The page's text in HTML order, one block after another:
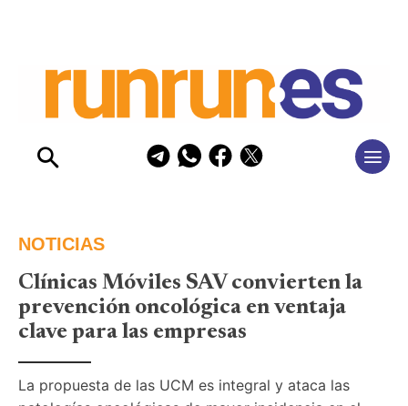
NOTICIAS
Clínicas Móviles SAV convierten la
prevención oncológica en ventaja
clave para las empresas
La propuesta de las UCM es integral y ataca las